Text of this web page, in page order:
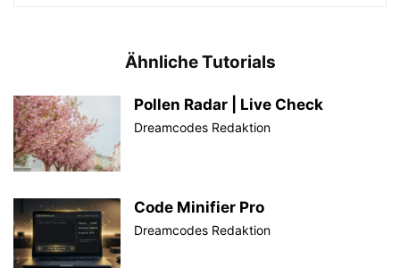
Ähnliche Tutorials
Pollen Radar | Live Check
Dreamcodes Redaktion
Code Minifier Pro
Dreamcodes Redaktion